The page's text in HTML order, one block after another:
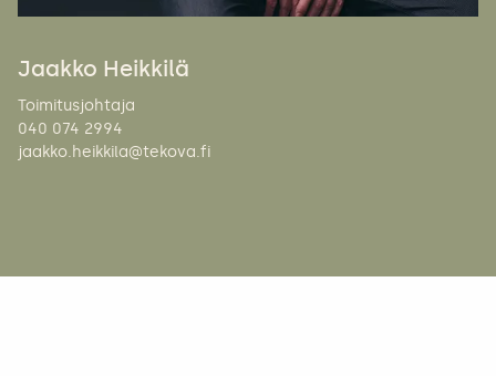
Jaakko Heikkilä
Toimitusjohtaja
040 074 2994
jaakko.heikkila@tekova.fi